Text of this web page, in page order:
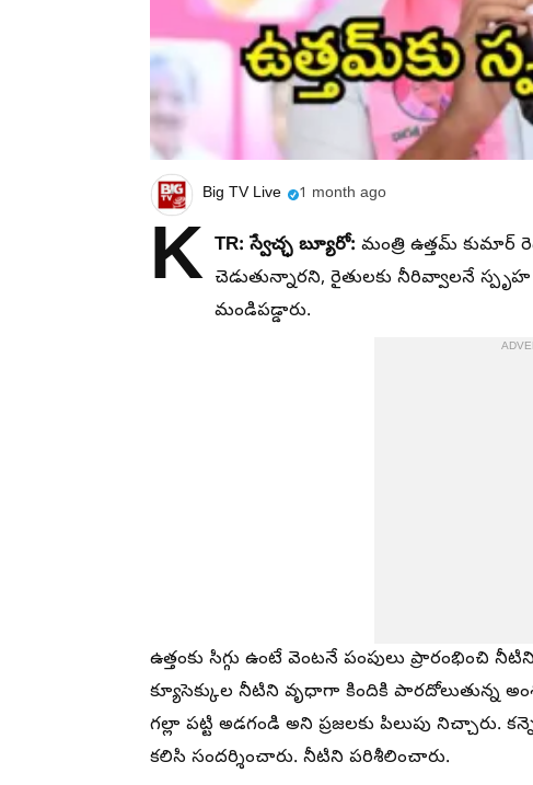
Big TV Live 1 month ago
K TR: స్వేచ్ఛ బ్యూరో: మంత్రి ఉత్తమ్ కుమార్
చెడుతున్నారని, రైతులకు నీరివ్వాలనే
మండిపడ్డారు.
ఉత్తంకు సిగ్గు ఉంటే వెంటనే పంపులు
క్యూసెక్కుల నీటిని వృధాగా కిందికి పారదోలుతున్న
గల్లా పట్టి అడగండి అని ప్రజలకు పిలుపు
కలిసి సందర్శించారు. నీటిని పరిశీలించారు.